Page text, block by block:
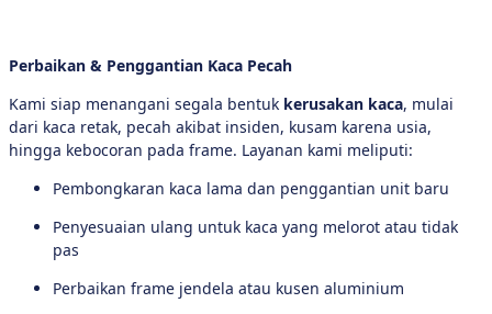
Perbaikan & Penggantian Kaca Pecah
Kami siap menangani segala bentuk kerusakan kaca, mulai
dari kaca retak, pecah akibat insiden, kusam karena usia,
hingga kebocoran pada frame. Layanan kami meliputi:
Pembongkaran kaca lama dan penggantian unit baru
Penyesuaian ulang untuk kaca yang melorot atau tidak
pas
Perbaikan frame jendela atau kusen aluminium